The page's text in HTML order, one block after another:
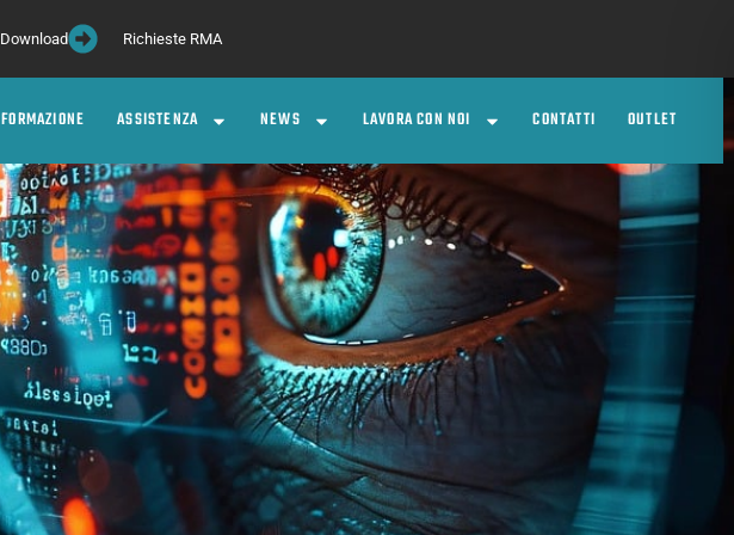
Download Richieste RMA
FORMAZIONE ASSISTENZA NEWS LAVORA CON NOI CONTATTI OUTLET